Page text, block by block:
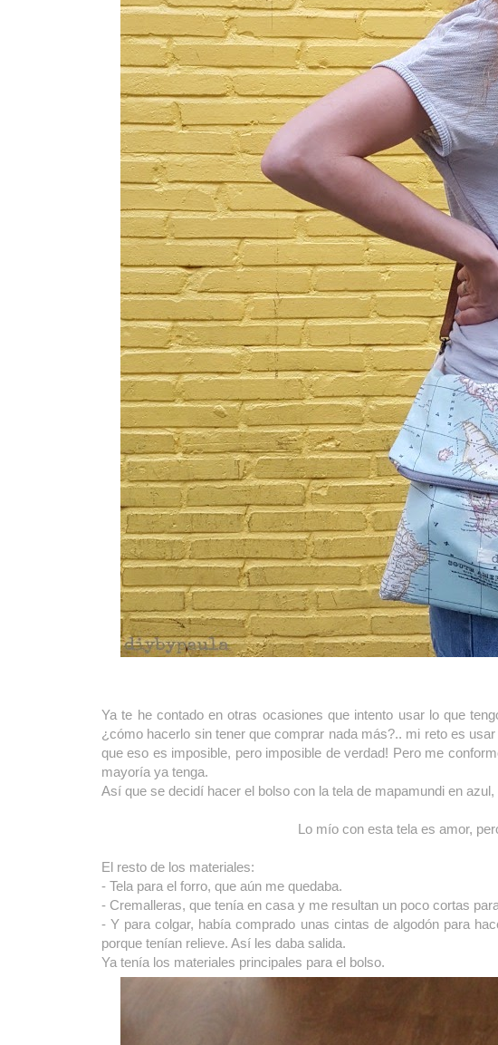
Ya te he contado en otras ocasiones que intento usar lo que
¿cómo hacerlo sin tener que comprar nada más?.. mi reto es
que eso es imposible, pero imposible de verdad! Pero me
mayoría ya tenga.
Así que se decidí hacer el bolso con la tela de mapamundi en
Lo mío con esta tela es amor,
El resto de los materiales:
- Tela para el forro, que aún me quedaba.
- Cremalleras, que tenía en casa y me resultan un poco cortas
- Y para colgar, había comprado unas cintas de algodón para
porque tenían relieve. Así les daba salida.
Ya tenía los materiales principales para el bolso.